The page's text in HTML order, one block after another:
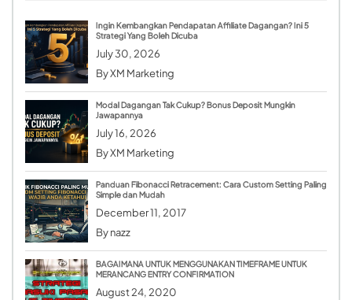
Ingin Kembangkan Pendapatan Affiliate Dagangan? Ini 5
Strategi Yang Boleh Dicuba
July 30, 2026
ByXM Marketing
Modal Dagangan Tak Cukup? Bonus Deposit Mungkin
Jawapannya
July 16, 2026
ByXM Marketing
Panduan Fibonacci Retracement: Cara Custom Setting Paling
Simple dan Mudah
December 11, 2017
Bynazz
BAGAIMANA UNTUK MENGGUNAKAN TIMEFRAME UNTUK
MERANCANG ENTRY CONFIRMATION
August 24, 2020